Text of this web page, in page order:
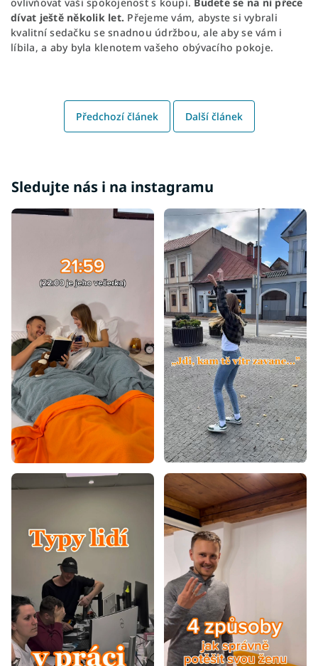
ovlivňovat vaši spokojenost s koupí. Budete se na ni přece
dívat ještě několik let. Přejeme vám, abyste si vybrali
kvalitní sedačku se snadnou údržbou, ale aby se vám i
líbila, a aby byla klenotem vašeho obývacího pokoje.
Předchozí článek Další článek
Sledujte nás i na instagramu